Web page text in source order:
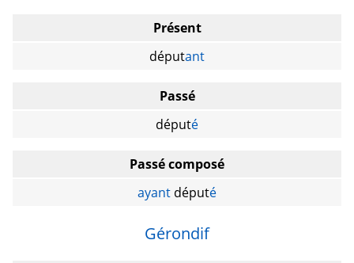
Présent
députant
Passé
député
Passé composé
ayant député
Gérondif